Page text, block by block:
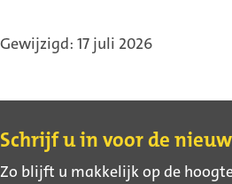
Gewijzigd: 17 juli 2026
Contact
Schrijf u in voor de
Zo blijft u makkelijk op de